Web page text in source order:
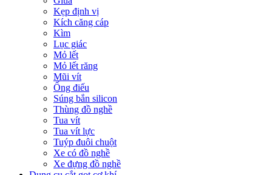
Kẹp định vị
Kích căng cáp
Kìm
Lục giác
Mỏ lết
Mỏ lết răng
Mũi vít
Ống điếu
Súng bắn silicon
Thùng đồ nghề
Tua vít
Tua vít lực
Tuýp đuôi chuột
Xe có đồ nghề
Xe đựng đồ nghề